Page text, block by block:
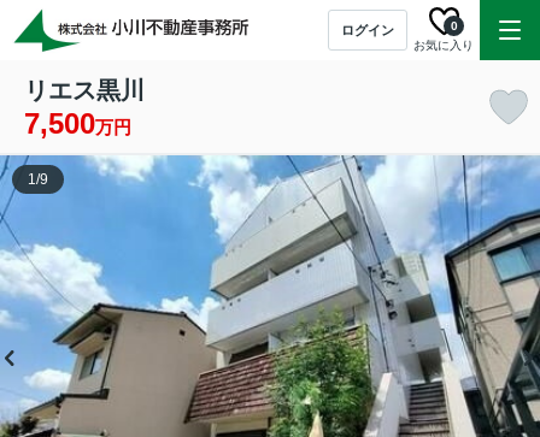
ログイン
お気に入り
0
リエス黒川
7,500万円
1/9